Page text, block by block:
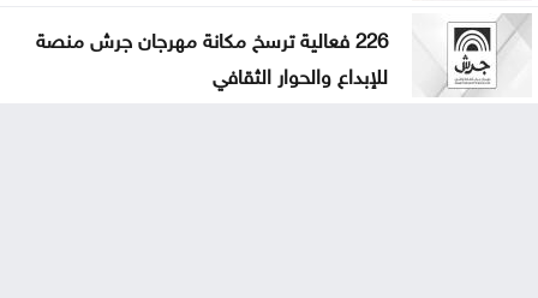
226 فعالية ترسخ مكانة مهرجان جرش منصة
للإبداع والحوار الثقافي